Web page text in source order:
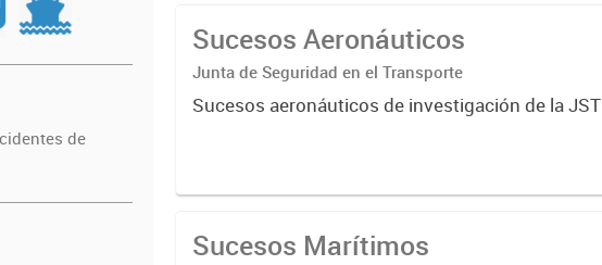
de
Sucesos Aeronáuticos
Junta de Seguridad en el Transporte
Sucesos aeronáuticos de investigación de la JST
Sucesos Marítimos